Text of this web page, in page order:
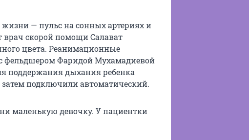
— пульс на сонных артериях и
врач скорой помощи Салават
цвета. Реанимационные
фельдшером Фаридой Мухамадиевой
поддержания дыхания ребенка
подключили автоматический.
маленькую девочку. У пациентки